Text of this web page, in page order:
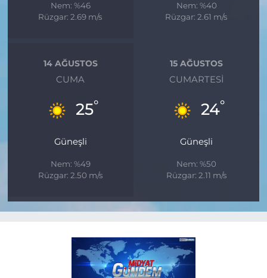
Nem: %46
Rüzgar: 2.69 m/s
Nem: %40
Rüzgar: 2.61 m/s
14 AĞUSTOS
CUMA
25°
Güneşli
Nem: %49
Rüzgar: 2.50 m/s
15 AĞUSTOS
CUMARTESI
24°
Güneşli
Nem: %50
Rüzgar: 2.11 m/s